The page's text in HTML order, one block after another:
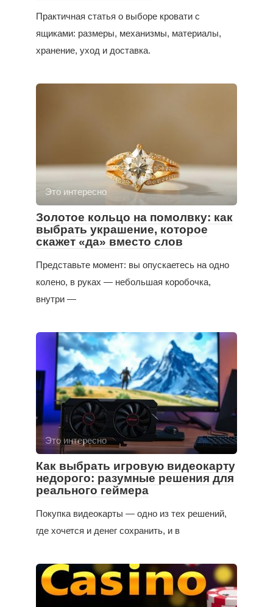
Практичная статья о выборе кровати с
ящиками: размеры, механизмы, материалы,
хранение, уход и доставка.
Это интересно
Золотое кольцо на помолвку: как
выбрать украшение, которое
скажет «да» вместо слов
Представьте момент: вы опускаетесь на одно
колено, в руках — небольшая коробочка,
внутри —
Это интересно
Как выбрать игровую видеокарту
недорого: разумные решения для
реального геймера
Покупка видеокарты — одно из тех решений,
где хочется и денег сохранить, и в